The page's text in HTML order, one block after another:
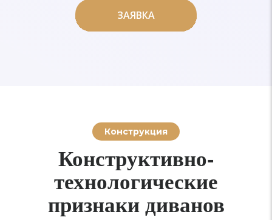
ЗАЯВКА
ЗАЯВКА
Конструкция
Конструктивно-
технологические
признаки диванов